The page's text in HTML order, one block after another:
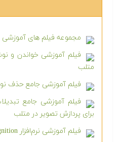
مجموعه فیلم های آموزشی
فیلم آموزشی خواندن و
متلب
فیلم آموزشی جامع حذف
فیلم آموزشی جامع
برای پردازش تصویر در متلب
فیلم آموزشی نرم‌افزار eCognition